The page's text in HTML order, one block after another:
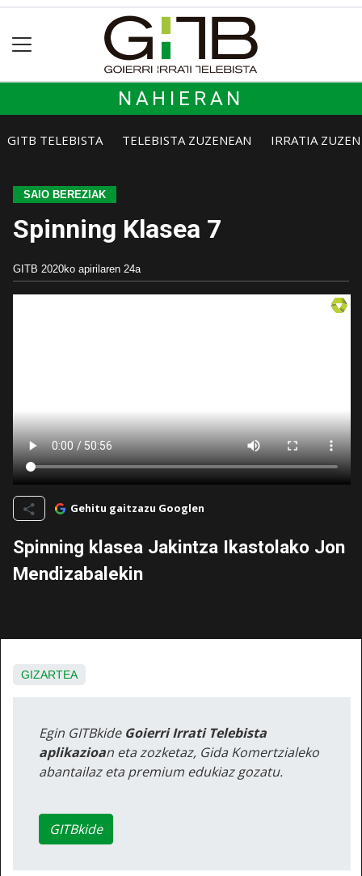
NAHIERAN
GITB TELEBISTA TELEBISTA ZUZENEAN IRRATIA
SAIO BEREZIAK
Spinning Klasea 7
GITB 2020ko apirilaren 24a
Gehitu gaitzazu Googlen
Spinning klasea Jakintza Ikastolako Jon
Mendizabalekin
GIZARTEA
Egin GITBkide Goierri Irrati Telebista
aplikazioan eta zozketaz, Gida Komertzialeko
abantailaz eta premium edukiaz gozatu.
GITBkide